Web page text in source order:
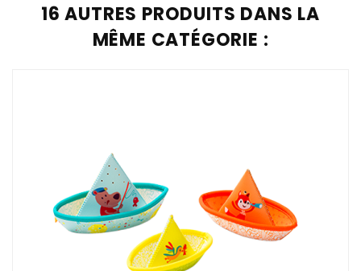
16 AUTRES PRODUITS DANS LA
MÊME CATÉGORIE :